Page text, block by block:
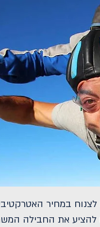
במחיר
להציע את החבילה